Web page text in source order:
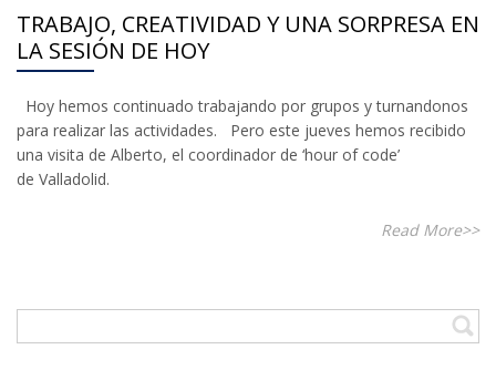
TRABAJO, CREATIVIDAD Y UNA SORPRESA EN
LA SESIÓN DE HOY
Hoy hemos continuado trabajando por grupos y turnandonos
para realizar las actividades. Pero este jueves hemos recibido
una visita de Alberto, el coordinador de ‘hour of code’
de Valladolid.
Read More>>